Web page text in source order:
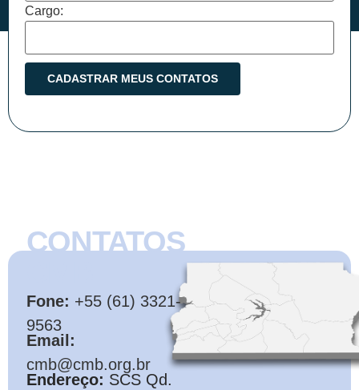
Cargo:
CONTATOS
Fone: +55 (61) 3321-
9563
Email:
cmb@cmb.org.br
Endereço: SCS Qd.